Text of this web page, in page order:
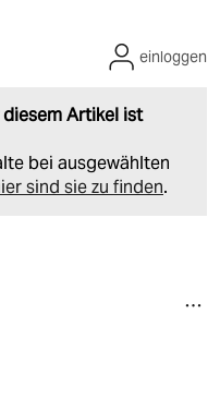
Artikel ist
bei ausgewählten
sind sie zu finden.
einloggen